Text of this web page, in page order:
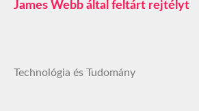
James Webb által feltárt rejtélyt
Technológia és Tudomány